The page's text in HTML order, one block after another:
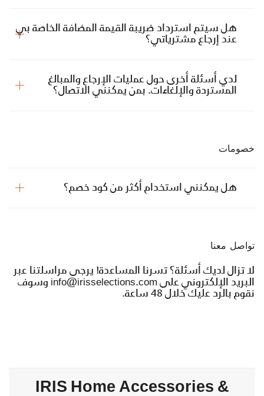
هل سيتم استرداد ضريبة القيمة المضافة الخاصة بي
عند إرجاع مشترياتي؟
لدي أسئلة أخرى حول عمليات الإرجاع والمبالغ
المستردة والإلغاءات. بمن يمكنني الاتصال؟
خصومات
هل يمكنني استخدام أكثر من كود خصم؟
تواصل معنا
لا تزال لديك أسئلة؟ تسرنا المساعدة! يرجى مراسلتنا عبر
البريد الإلكتروني على info@irisselections.com وسوف
نقوم بالرد عليك خلال 48 ساعة.
IRIS Home Accessories &